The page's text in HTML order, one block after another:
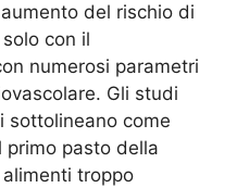
del rischio di
con il
numerosi parametri
Gli studi
sottolineano come
primo pasto della
troppo